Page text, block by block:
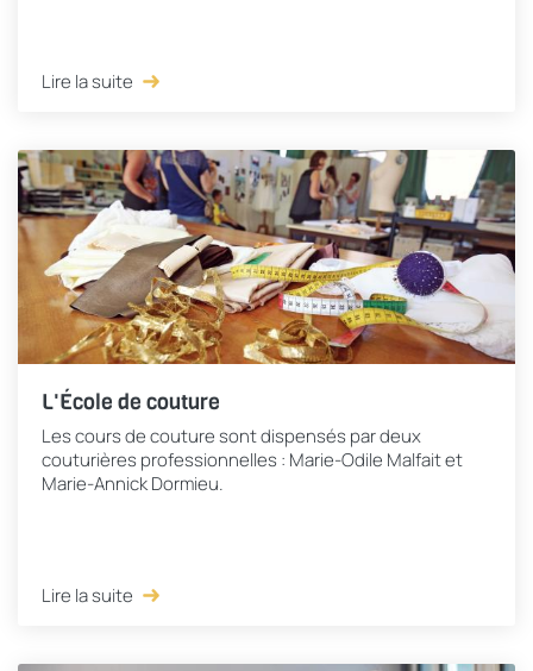
Lire la suite
L'École de couture
Les cours de couture sont dispensés par deux
couturières professionnelles : Marie-Odile Malfait et
Marie-Annick Dormieu.
Lire la suite